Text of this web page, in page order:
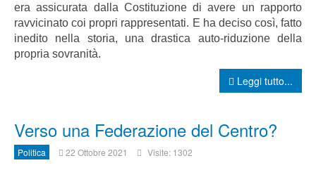
era assicurata dalla Costituzione di avere un rapporto
ravvicinato coi propri rappresentati. E ha deciso così, fatto
inedito nella storia, una drastica auto-riduzione della
propria sovranità.
Leggi tutto...
Verso una Federazione del Centro?
Politica 22 Ottobre 2021 Visite: 1302